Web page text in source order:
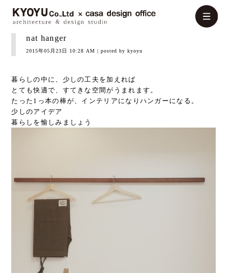
nat hanger
2015年05月23日 10:28 AM | posted by kyoyu
暮らしの中に、少しの工夫を加えれば
とても快適で、すてきな空間がうまれます。
たった1っ本の棒が、インテリアになりハンガーになる。
少しのアイデア
暮らしを愉しみましょう